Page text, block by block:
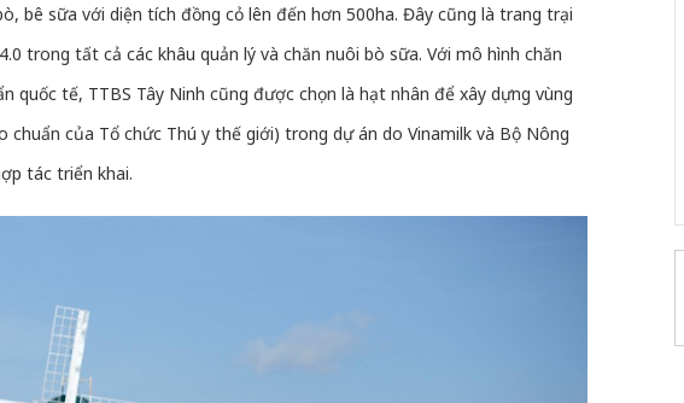
bê sữa với diện tích đồng cỏ lên đến hơn 500ha. Đây cũng là trang trại
trong tất cả các khâu quản lý và chăn nuôi bò sữa. Với mô hình chăn
quốc tế, TTBS Tây Ninh cũng được chọn là hạt nhân để xây dựng vùng
chuẩn của Tổ chức Thú y thế giới) trong dự án do Vinamilk và Bộ Nông
tác triển khai.
An Giang: Đối tượng
chủ mưu đường dây
bán hàng giả tại Phú
Quốc ra đầu thú